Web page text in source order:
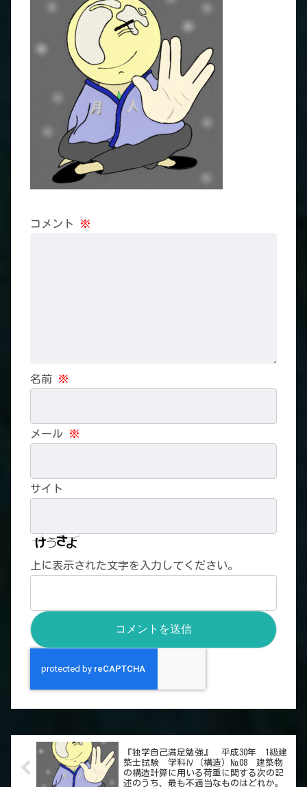
コメント ※
名前 ※
メール ※
サイト
上に表示された文字を入力してください。
『独学自己満足勉強』 平成30年 1級建
築士試験 学科Ⅳ（構造）№08 建築物
の構造計算に用いる荷重に関する次の記
述のうち、最も不適当なものはどれか。